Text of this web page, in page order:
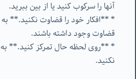
آنها را سرکوب کنید یا از بین ببرید.
* **افکار خود را قضاوت نکنید.** به
قضاوت وجود داشته باشند.
* **روی لحظه حال تمرکز کنید.** به
نکنید.